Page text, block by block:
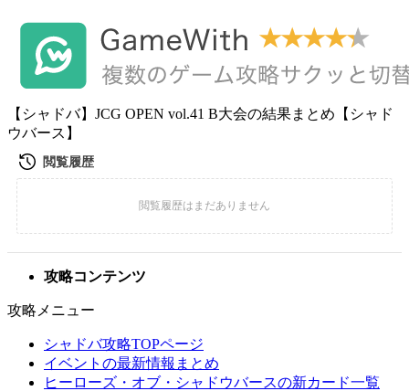
【シャドバ】JCG OPEN vol.41 B大会の結果まとめ【シャド
ウバース】
攻略コンテンツ
攻略メニュー
シャドバ攻略TOPページ
イベントの最新情報まとめ
ヒーローズ・オブ・シャドウバースの新カード一覧